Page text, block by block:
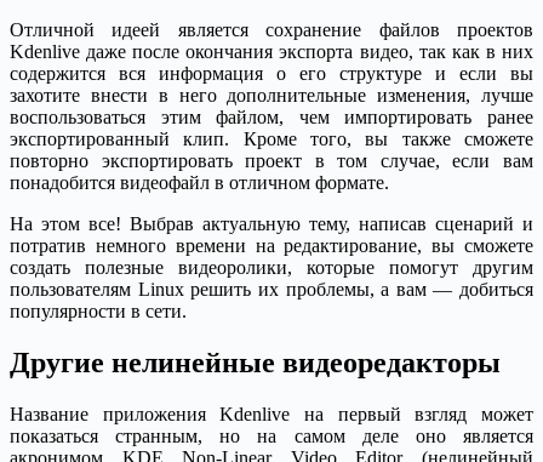
Отличной идеей является сохранение файлов проектов
Kdenlive даже после окончания экспорта видео, так как в них
содержится вся информация о его структуре и если вы
захотите внести в него дополнительные изменения, лучше
воспользоваться этим файлом, чем импортировать ранее
экспортированный клип. Кроме того, вы также сможете
повторно экспортировать проект в том случае, если вам
понадобится видеофайл в отличном формате.
На этом все! Выбрав актуальную тему, написав сценарий и
потратив немного времени на редактирование, вы сможете
создать полезные видеоролики, которые помогут другим
пользователям Linux решить их проблемы, а вам — добиться
популярности в сети.
Другие нелинейные видеоредакторы
Название приложения Kdenlive на первый взгляд может
показаться странным, но на самом деле оно является
акронимом KDE Non-Linear Video Editor (нелинейный